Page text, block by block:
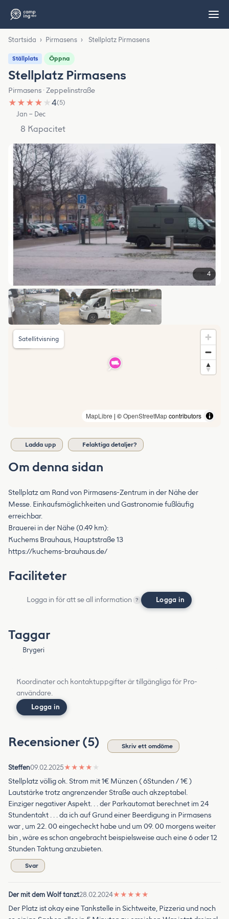
Startsida › Pirmasens › Stellplatz Pirmasens
Ställplats Öppna
Stellplatz Pirmasens
Pirmasens · Zeppelinstraße
★ ★ ★ ★ ★4(5)
Jan – Dec
8 Kapacitet
4
MapLibre | ©OpenStreetMapcontributors
Satellitvisning
Ladda upp Felaktiga detaljer?
Om denna sidan
Stellplatz am Rand von Pirmasens-Zentrum in der Nähe der
Messe. Einkaufsmöglichkeiten und Gastronomie fußläufig
erreichbar.
Brauerei in der Nähe (0.49 km):
Kuchems Brauhaus, Hauptstraße 13
https://kuchems-brauhaus.de/
Faciliteter
Logga in för att se all information ? Logga in
Taggar
Brygeri
Koordinater och kontaktuppgifter är tillgängliga för Pro-
användare.
Logga in
Recensioner (5) Skriv ett omdöme
Steffen09.02.2025★ ★ ★ ★ ★
Stellplatz völlig ok. Strom mit 1€ Münzen ( 6Stunden / 1€ )
Lautstärke trotz angrenzender Straße auch akzeptabel.
Einziger negativer Aspekt. . . der Parkautomat berechnet im 24
Stundentakt . . . da ich auf Grund einer Beerdigung in Pirmasens
war , um 22. 00 eingecheckt habe und um 09. 00 morgens weiter
bin , wäre es schon angebracht beispielsweise auch eine 6 oder 12
Stunden Taktung anzubieten.
Svar
Der mit dem Wolf tanzt28.02.2024★ ★ ★ ★ ★
Der Platz ist okay eine Tankstelle in Sichtweite, Pizzeria und noch